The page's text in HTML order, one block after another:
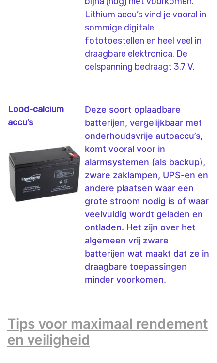
Lithium accu’s vind je vooral in
sommige digitale
fototoestellen en heel veel in
draagbare elektronica. De
celspanning bedraagt 3.7 V.
Lood-calcium
accu’s
Deze soort oplaadbare
batterijen, vergelijkbaar met
onderhoudsvrije autoaccu’s,
komt vooral voor in
alarmsystemen (als backup),
zware zaklampen, UPS-en en
andere plaatsen waar een
grote stroom nodig is of waar
veelvuldig wordt geladen en
ontladen. Het zijn over het
algemeen vrij zware
batterijen wat maakt dat ze in
draagbare toepassingen
minder voorkomen.
Tips voor maximaal rendement
en veiligheid